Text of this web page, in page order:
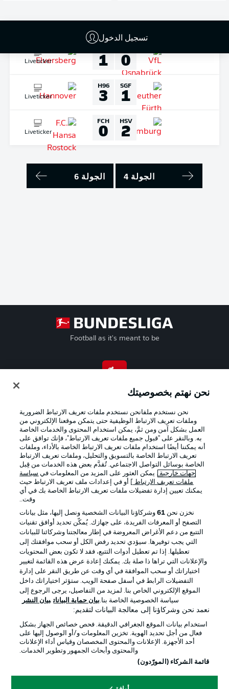
تسجيل الدخول
0
1
Liveticker
SGF
1
H96
3
Liveticker
HSV
2
FCH
0
Liveticker
الجولة 4 الجولة 6
Football as it's meant to be
تطبيق الدوري الألماني
Official Partners
الإعلانات الإخطارات القانونية
إدارة التفضيلات بيان الخصوصية
شروط الاستخدام الوظائف
جهة النشر تواصل معنا
اللاعبون
نحن نهتم بخصوصيتك
نحن نستخدم ملفانحن نستخدم ملفات تعريف الارتباط الضرورية
وملفات تعريف الارتباط الوظيفية حتى يتمكن موقعنا الإلكتروني من
العمل بشكل آمن ومن ثمَّ، يمكن استخدام المحتوى والخدمات الخاصة
به. وبالنقر على "قبول جميع ملفات تعريف الارتباط"، فإنك توافق على
أنه يمكننا أيضًا استخدام ملفات تعريف الارتباط الخاصة بالأداء، وملفات
تعريف الارتباط الخاصة بالتسويق والتحليل، وملفات تعريف الارتباط
الخاصة بوسائل التواصل الاجتماعي. تُقدَّم بعض هذه الخدمات من قِبل
جهات خارجية . يمكن العثور على المزيد من المعلومات في سياسة
ملفات تعريف الارتباط
] أو في إعدادات ملف تعريف الارتباط حيث
يمكنك تعيين إدارة تفضيلات ملفات تعريف الارتباط الخاصة بك في أي
وقت..
نخزن نحن 61وشركاؤنا البيانات الشخصية ونصل إليها، مثل بيانات
التصفح أو المعرفات الفريدة، على جهازك. يُمكّن تحديد أوافق تقنيات
التتبع من دعم الأغراض المعروضة في إطار معالجتنا وشركائنا للبيانات
التي يجب توفيرها. سيؤدي تحديد رفض الكل أو سحب موافقتك إلى
تعطيلها. إذا تم تعطيل أدوات التتبع، فقد لا تكون بعض المحتويات
والإعلانات التي تراها ذا صلة بك. يمكنك إعادة عرض هذه القائمة لتغيير
اختياراتك أو سحب الموافقة في أي وقت عن طريق النقر على إدارة
التفضيلات الرابط في أسفل صفحة الويب. ستؤثر اختياراتك داخل
الموقع الإلكتروني الخاص بنا. لمزيد من التفاصيل، يرجى الرجوع إلى
سياسة الخصوصية الخاصة بنا.بيان حماية البيانات بيان النشر
نعمد نحن وشركاؤنا إلى معالجة البيانات لتقديم:
استخدام بيانات الموقع الجغرافي الدقيقة. فحص خصائص الجهاز بشكل
فعال من أجل تحديد الهوية. تخزين المعلومات و/أو الوصول إليها على
أحد الأجهزة. الإعلانات والمحتوى المخصصان وقياس أداء الإعلانات
والمحتوى وأبحاث الجمهور وتطوير الخدمات.
قائمة الشركاء (المورّدون)